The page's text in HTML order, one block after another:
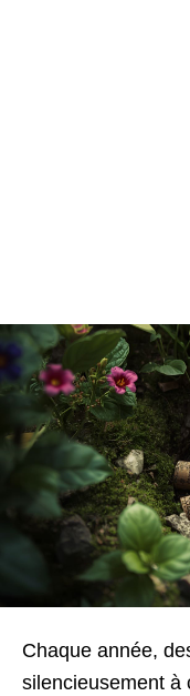
Chaque année,
silencieusement à